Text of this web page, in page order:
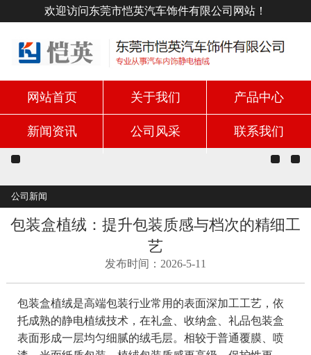
欢迎访问东莞市恺英汽车饰件有限公司网站！
网站首页 关于我们 产品中心
新闻资讯 公司风采 联系我们
公司新闻
包装盒植绒：提升包装质感与档次的精细工
艺
发布时间：2026-5-11
包装盒植绒是高端包装行业常用的表面深加工工艺，依
托成熟的静电植绒技术，在礼盒、收纳盒、礼品包装盒
表面形成一层均匀细腻的绒毛层。相较于普通覆膜、喷